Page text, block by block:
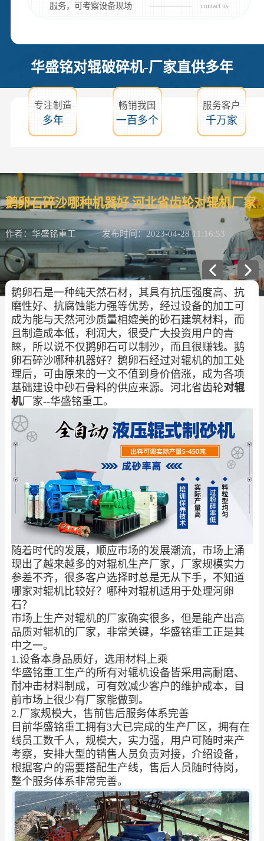
服务，可考察设备现场
contact us
华盛铭对辊破碎机-厂家直供多年
专注制造
多年
畅销我国
一百多个
服务客户
千万家
鹅卵石碎沙哪种机器好 河北省齿轮对辊机厂家
作者：华盛铭重工 发布时间：2023-04-28 11:16:53
鹅卵石是一种纯天然石材，其具有抗压强度高、抗
磨性好、抗腐蚀能力强等优势，经过设备的加工可
成为能与天然河沙质量相媲美的砂石建筑材料，而
且制造成本低，利润大，很受广大投资用户的青
睐，所以说不仅鹅卵石可以制沙，而且很赚钱。鹅
卵石碎沙哪种机器好？鹅卵石经过对辊机的加工处
理后，可由原来的一文不值到身价倍涨，成为各项
基础建设中砂石骨料的供应来源。河北省齿轮对辊
机厂家--华盛铭重工。
随着时代的发展，顺应市场的发展潮流，市场上涌
现出了越来越多的对辊机生产厂家，厂家规模实力
参差不齐，很多客户选择时总是无从下手，不知道
哪家对辊机比较好？哪种对辊机适用于处理河卵
石？
市场上生产对辊机的厂家确实很多，但是能产出高
品质对辊机的厂家，非常关键，华盛铭重工正是其
中之一。
1.设备本身品质好，选用材料上乘
华盛铭重工生产的所有对辊机设备皆采用高耐磨、
耐冲击材料制成，可有效减少客户的维护成本，目
前市场上很少有厂家能做到。
2.厂家规模大，售前售后服务体系完善
目前华盛铭重工拥有3大已完成的生产厂区，拥有在
线员工数千人，规模大，实力强，用户可随时来产
考察，安排大型的销售人员负责对接，介绍设备，
根据客户的需要搭配生产线，售后人员随时待岗，
整个服务体系非常完善。